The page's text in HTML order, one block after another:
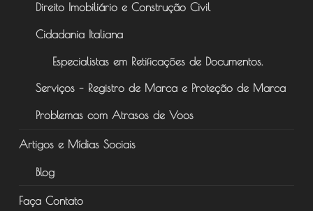
Direito Imobiliário e Construção Civil
Cidadania Italiana
Especialistas em Retificações de Documentos.
Serviços – Registro de Marca e Proteção de Marca
Problemas com Atrasos de Voos
Artigos e Mídias Sociais
Blog
Faça Contato